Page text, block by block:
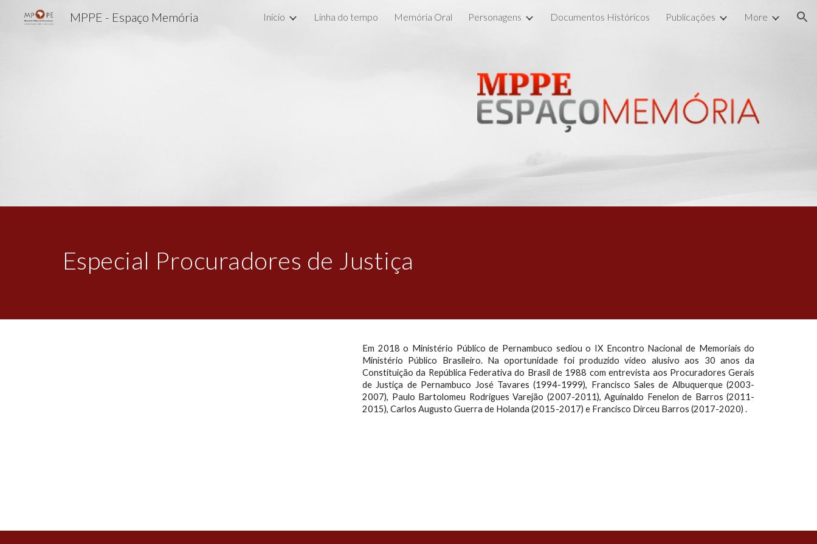
Skip to main content Skip to navigation
MPPE - Espaço Memória Início Linha do tempo Memória Oral Personagens Documentos Históricos Publicações More
Especial Procuradores de Justiça
Em 2018 o Ministério Público de Pernambuco sediou o IX Encontro Nacional de Memoriais do
Ministério Público Brasileiro. Na oportunidade foi produzido vídeo alusivo aos 30 anos da
Constituição da República Federativa do Brasil de 1988 com entrevista aos Procuradores Gerais
de Justiça de Pernambuco José Tavares (1994-1999), Francisco Sales de Albuquerque (2003-
2007), Paulo Bartolomeu Rodrigues Varejão (2007-2011), Aguinaldo Fenelon de Barros (2011-
2015), Carlos Augusto Guerra de Holanda (2015-2017) e Francisco Dirceu Barros (2017-2020) .